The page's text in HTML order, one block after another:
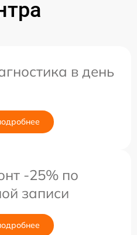
в день
-25% по
записи